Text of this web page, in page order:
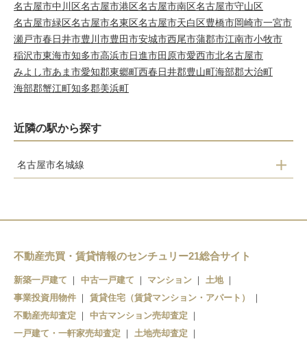
名古屋市中川区名古屋市港区名古屋市南区名古屋市守山区
名古屋市緑区名古屋市名東区名古屋市天白区豊橋市岡崎市一宮市
瀬戸市春日井市豊川市豊田市安城市西尾市蒲郡市江南市小牧市
稲沢市東海市知多市高浜市日進市田原市愛西市北名古屋市
みよし市あま市愛知郡東郷町西春日井郡豊山町海部郡大治町
海部郡蟹江町知多郡美浜町
近隣の駅から探す
名古屋市名城線
茶屋ヶ坂
砂田橋
ナゴヤドーム前矢田
大曽根
不動産売買・賃貸情報のセンチュリー21総合サイト
新築一戸建て 中古一戸建て マンション
土地
事業投資用物件
賃貸住宅（賃貸マンション・アパート）
不動産売却査定
中古マンション売却査定
一戸建て・一軒家売却査定
土地売却査定